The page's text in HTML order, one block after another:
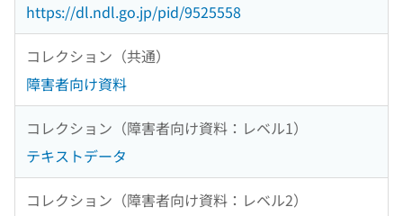
https://dl.ndl.go.jp/pid/9525558
コレクション（共通）
障害者向け資料
コレクション（障害者向け資料：レベル1）
テキストデータ
コレクション（障害者向け資料：レベル2）